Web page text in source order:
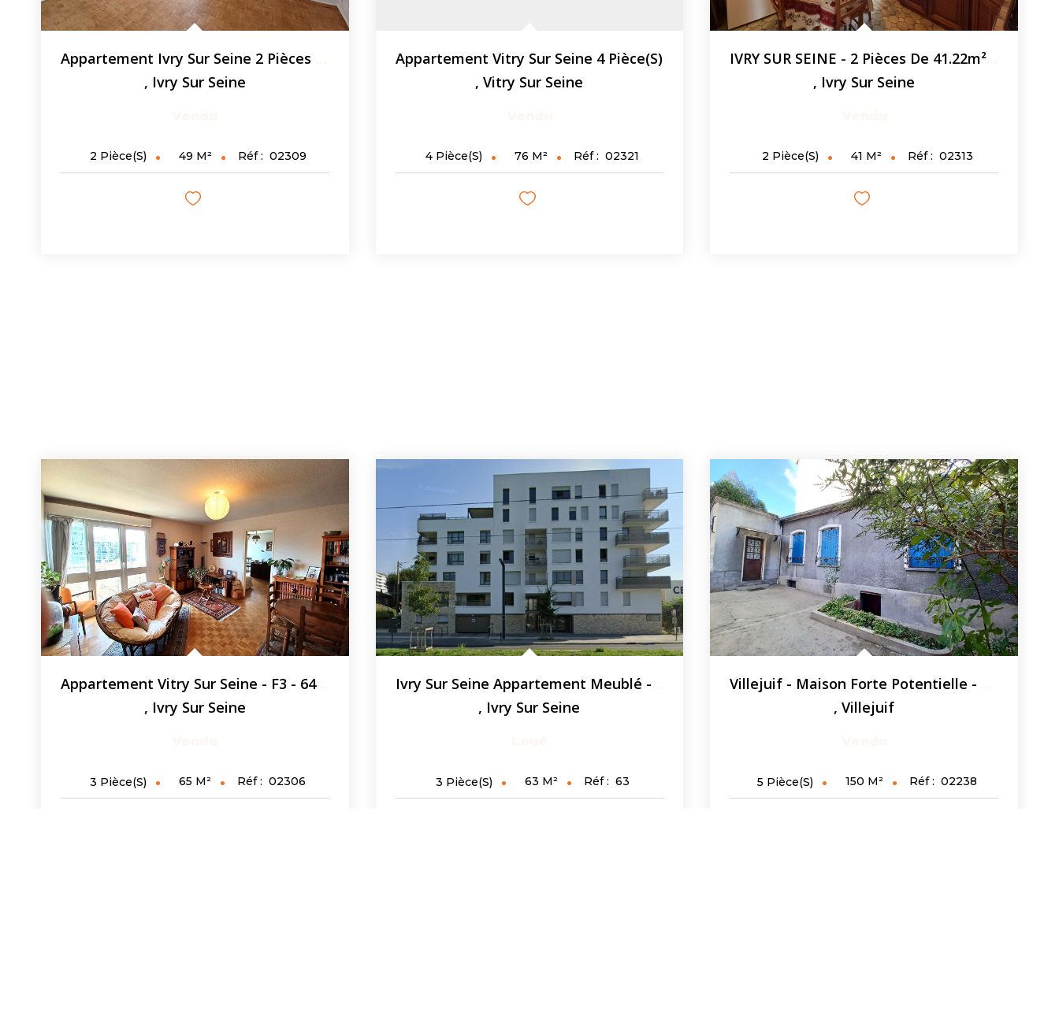
, Ivry Sur Seine
2 Pièce(s) 49 M² Réf : 02309
Appartement Vitry Sur Seine 4 Pièce(s)
,Vitry Sur Seine
4 Pièce(s) 76 M² Réf : 02321
, Ivry Sur Seine
2 Pièce(s) 41 M² Réf : 02313
Appartement Vitry Sur Seine - F3 - 64.50m² - Cave - Parking...
, Ivry Sur Seine
3 Pièce(s) 65 M² Réf : 02306
, Ivry Sur Seine
3 Pièce(s) 63 M² Réf : 63
,Villejuif
5 Pièce(s) 150 M² Réf : 02238